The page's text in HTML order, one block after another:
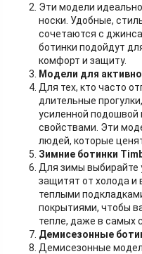
Эти модели
носки. Удобные,
сочетаются с
ботинки подойдут
комфорт и защиту.
Модели для
Для тех, кто часто
длительные
усиленной
свойствами. Эти
людей, которые
Зимние ботинки
Для зимы выбирайте
защитят от холода и
теплыми
покрытиями, чтобы
тепле, даже в самых
Демисезонные
Демисезонные